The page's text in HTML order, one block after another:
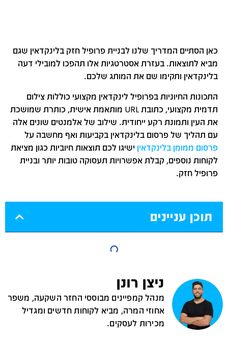
כאן הסתיים המדריך שלנו לבניית פרופיל חזק בלינקדאין שגם
מביא לתוצאות. בעזרת אסטרטגיות אלו תהפכו למובילי דעה
בלינקדאין ותקימו שם את המותג שלכם.
התכונות החיוניות בפרופיל לינקדאין מקצועי כוללות צילום
תדמית מקצועי, כתובת URL מותאמת אישית, כותרת שמושכת
את העין ותמונת רקע ייחודית. שילוב של אלמנטים שונים אלה
עם תהליך של פרסום בלינקדאין בקביעות ואף מחשבה על
פרסום ממומן בלינקדאין ישיגו לכם תוצאות חיוביות כגון מציאת
לקוחות נוספים, קבלת אפשרויות תעסוקה טובות יותר ובניית
פרופיל חזק.
תוכן עניינים
ניצן רונן
מנהל קמפיינים מבוססי החזר השקעה, משפר
אחוזי המרה, מביא לקוחות חדשים ומגדיל
מכירות לעסקים.